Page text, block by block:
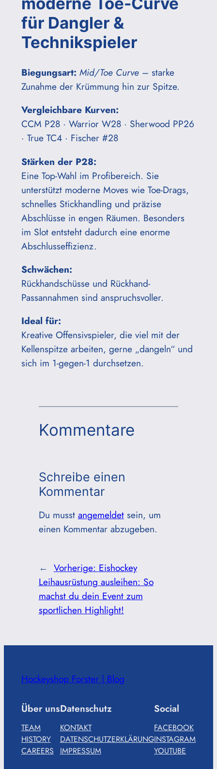
für Dangler &
Technikspieler
Biegungsart: Mid/Toe Curve– starke
Zunahme der Krümmung hin zur Spitze.
Vergleichbare Kurven:
CCM P28 · Warrior W28 · Sherwood PP26
· True TC4 · Fischer #28
Stärken der P28:
Eine Top-Wahl im Profibereich. Sie
unterstützt moderne Moves wie Toe-Drags,
schnelles Stickhandling und präzise
Abschlüsse in engen Räumen. Besonders
im Slot entsteht dadurch eine enorme
Abschlusseffizienz.
Schwächen:
Rückhandschüsse und Rückhand-
Passannahmen sind anspruchsvoller.
Ideal für:
Kreative Offensivspieler, die viel mit der
Kellenspitze arbeiten, gerne „dangeln“ und
sich im 1-gegen-1 durchsetzen.
Kommentare
Schreibe einen
Kommentar
Du musst angemeldetsein, um
einen Kommentar abzugeben.
← Vorherige: Eishockey
Leihausrüstung ausleihen: So
machst du dein Event zum
sportlichen Highlight!
Hockeyshop Forster | Blog
Über uns
TEAM
HISTORY
CAREERS
Datenschutz
KONTAKT
DATENSCHUTZERKLÄRUNG
IMPRESSUM
Social
FACEBOOK
INSTAGRAM
YOUTUBE